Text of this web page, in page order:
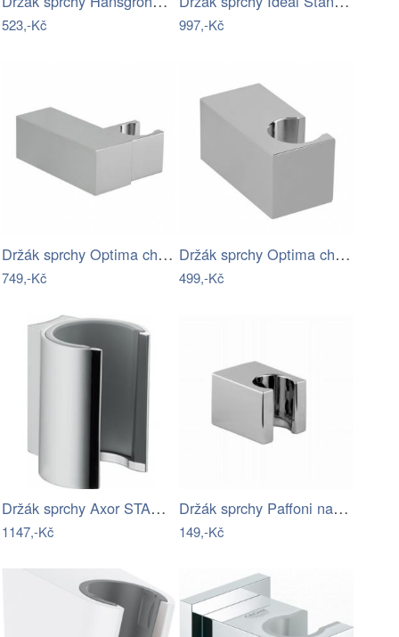
523,-Kč 997,-Kč
Držák sprchy Optima chrom SIKOBSDOK42
749,-Kč
Držák sprchy Optima chrom SIKOBSDPK42
499,-Kč
Držák sprchy Axor STARCK chrom 27515000
1147,-Kč
Držák sprchy Paffoni na stěnu chrom…
149,-Kč